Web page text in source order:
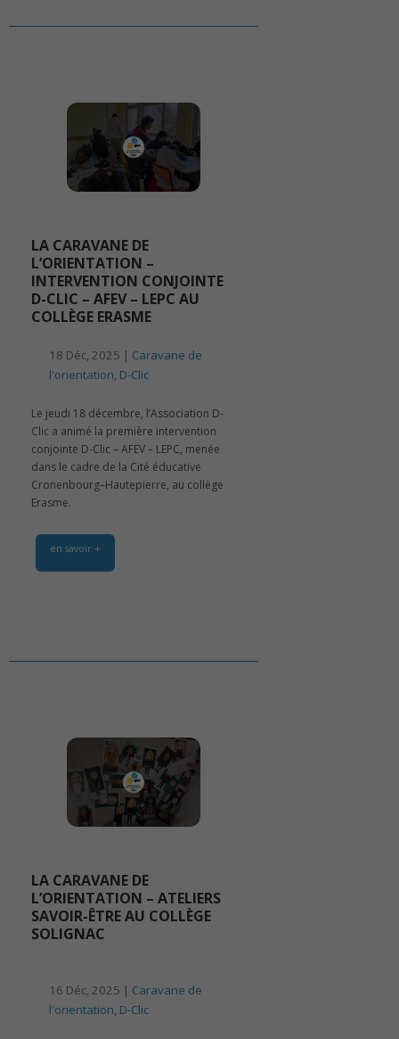
LA CARAVANE DE
L’ORIENTATION –
INTERVENTION CONJOINTE
D-CLIC – AFEV – LEPC AU
COLLÈGE ERASME
18 Déc, 2025 | Caravane de
l'orientation, D-Clic
Le jeudi 18 décembre, l’Association D-
Clic a animé la première intervention
conjointe D-Clic – AFEV – LEPC, menée
dans le cadre de la Cité éducative
Cronenbourg–Hautepierre, au collège
Erasme.
en savoir +
LA CARAVANE DE
L’ORIENTATION – ATELIERS
SAVOIR-ÊTRE AU COLLÈGE
SOLIGNAC
16 Déc, 2025 | Caravane de
l'orientation, D-Clic